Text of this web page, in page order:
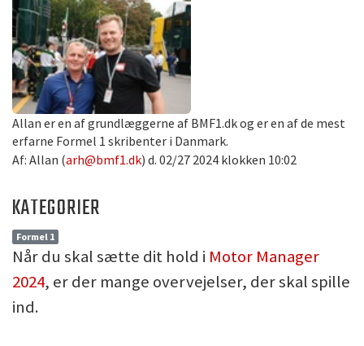
Allan er en af grundlæggerne af BMF1.dk og er en af de mest
erfarne Formel 1 skribenter i Danmark.
Af: Allan (arh@bmf1.dk) d. 02/27 2024 klokken 10:02
KATEGORIER
Formel 1
Når du skal sætte dit hold i Motor Manager
2024, er der mange overvejelser, der skal spille
ind.